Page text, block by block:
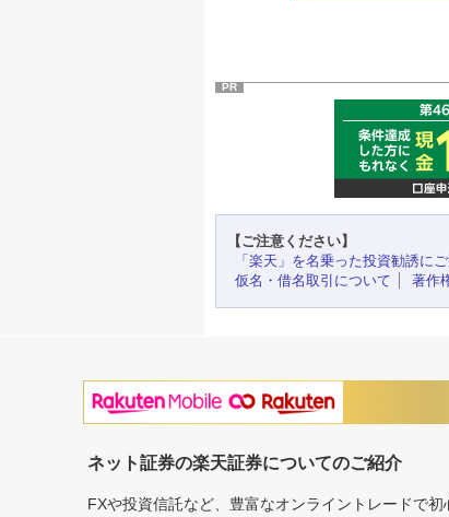
PR
【ご注意ください】
「楽天」を名乗った投資勧誘に
仮名・借名取引について
著作
ネット証券の楽天証券についてのご紹介
FXや投資信託など、豊富なオンライントレードで